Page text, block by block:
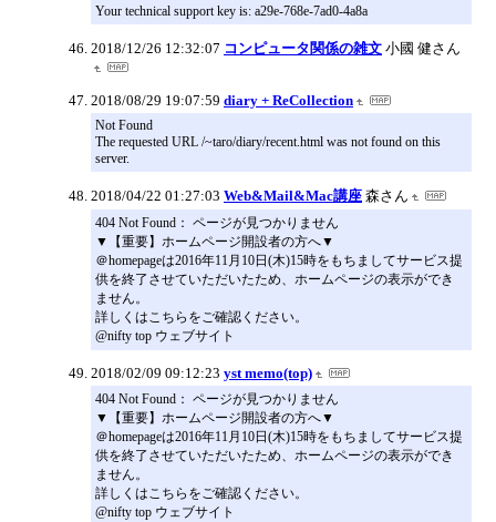
Your technical support key is: a29e-768e-7ad0-4a8a
2018/12/26 12:32:07 コンピュータ関係の雑文 小國 健さん
2018/08/29 19:07:59 diary + ReCollection
Not Found
The requested URL /~taro/diary/recent.html was not found on this
server.
2018/04/22 01:27:03 Web&Mail&Mac講座 森さん
404 Not Found： ページが見つかりません
▼【重要】ホームページ開設者の方へ▼
＠homepageは2016年11月10日(木)15時をもちましてサービス提
供を終了させていただいたため、ホームページの表示ができ
ません。
詳しくはこちらをご確認ください。
@nifty top ウェブサイト
2018/02/09 09:12:23 yst memo(top)
404 Not Found： ページが見つかりません
▼【重要】ホームページ開設者の方へ▼
＠homepageは2016年11月10日(木)15時をもちましてサービス提
供を終了させていただいたため、ホームページの表示ができ
ません。
詳しくはこちらをご確認ください。
@nifty top ウェブサイト